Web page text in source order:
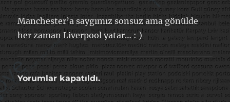
Manchester’a saygımız sonsuz ama gönülde
her zaman Liverpool yatar… : )
Yorumlar kapatıldı.